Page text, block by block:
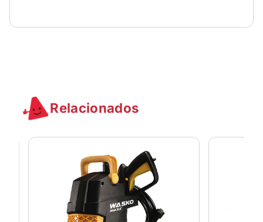
Relacionados